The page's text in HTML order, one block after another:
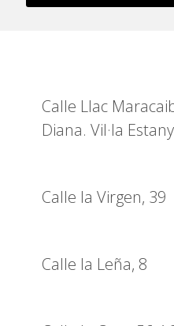
Calle Llac
Diana. Vil·la
Calle la Virgen, 39
Calle la Leña, 8